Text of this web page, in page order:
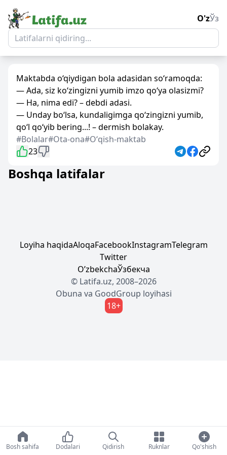
O'zЎз
Maktabda o‘qiydigan bola adasidan so‘ramoqda:
— Ada, siz ko‘zingizni yumib imzo qo‘ya olasizmi?
— Ha, nima edi? – debdi adasi.
— Unday bo‘lsa, kundaligimga qo‘zingizni yumib,
qo‘l qo‘yib bering...! – dermish bolakay.
#Bolalar#Ota-ona#Oʻqish-maktab
23
Boshqa latifalar
Loyiha haqidaAloqaFacebookInstagramTelegram
Twitter
OʼzbekchaЎзбекча
© Latifa.uz, 2008–2026
Obuna va GoodGroup loyihasi
18+
Bosh sahifa Dodalari Qidirish Ruknlar Qo'shish